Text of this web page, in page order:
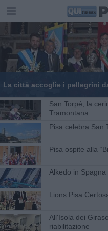
La città accoglie i pellegrini
San Torpé, la
Tramontana
Pisa celebra San
Pisa ospite alla
Alkedo in
Lions Pisa
All'Isola dei
riabilitazione